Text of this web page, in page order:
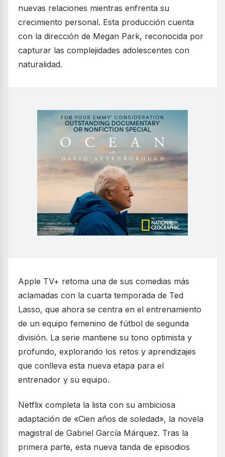
nuevas relaciones mientras enfrenta su
crecimiento personal. Esta producción cuenta
con la dirección de Megan Park, reconocida por
capturar las complejidades adolescentes con
naturalidad.
Apple TV+ retoma una de sus comedias más
aclamadas con la cuarta temporada de Ted
Lasso, que ahora se centra en el entrenamiento
de un equipo femenino de fútbol de segunda
división. La serie mantiene su tono optimista y
profundo, explorando los retos y aprendizajes
que conlleva esta nueva etapa para el
entrenador y su equipo.
Netflix completa la lista con su ambiciosa
adaptación de «Cien años de soledad», la novela
magistral de Gabriel García Márquez. Tras la
primera parte, esta nueva tanda de episodios